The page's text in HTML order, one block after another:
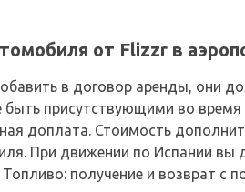
от Flizzr в
в договор аренды, они
присутствующими во
доплата. Стоимость
При движении по Испании вы
получение и возврат с